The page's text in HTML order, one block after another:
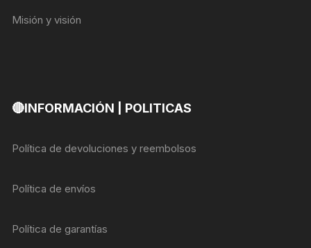
Misión y visión
🔴INFORMACIÓN | POLITICAS
Política de devoluciones y reembolsos
Política de envíos
Política de garantías